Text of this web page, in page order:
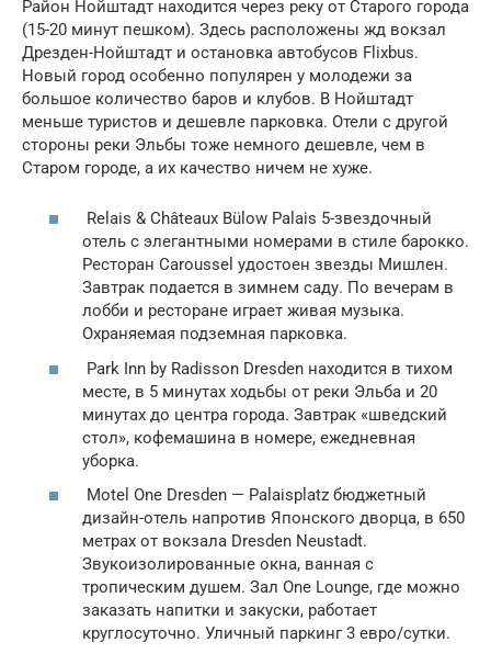
Район Нойштадт находится через реку от Старого города
(15-20 минут пешком). Здесь расположены жд вокзал
Дрезден-Нойштадт и остановка автобусов Flixbus.
Новый город особенно популярен у молодежи за
большое количество баров и клубов. В Нойштадт
меньше туристов и дешевле парковка. Отели с другой
стороны реки Эльбы тоже немного дешевле, чем в
Старом городе, а их качество ничем не хуже.
Relais & Châteaux Bülow Palais 5-звездочный
отель с элегантными номерами в стиле барокко.
Ресторан Caroussel удостоен звезды Мишлен.
Завтрак подается в зимнем саду. По вечерам в
лобби и ресторане играет живая музыка.
Охраняемая подземная парковка.
Park Inn by Radisson Dresden находится в тихом
месте, в 5 минутах ходьбы от реки Эльба и 20
минутах до центра города. Завтрак «шведский
стол», кофемашина в номере, ежедневная
уборка.
Motel One Dresden — Palaisplatz бюджетный
дизайн-отель напротив Японского дворца, в 650
метрах от вокзала Dresden Neustadt.
Звукоизолированные окна, ванная с
тропическим душем. Зал One Lounge, где можно
заказать напитки и закуски, работает
круглосуточно. Уличный паркинг 3 евро/сутки.